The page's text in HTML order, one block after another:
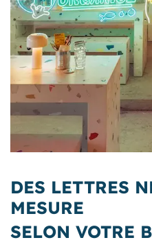
DES LETTRES
MESURE
SELON VOTRE